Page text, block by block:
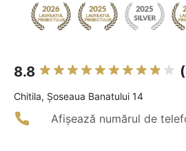
8.8
Chitila, Șoseaua Banatului 14
Afișează numărul de